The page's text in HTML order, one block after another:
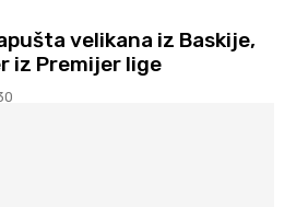
velikana iz Baskije,
iz Premijer lige